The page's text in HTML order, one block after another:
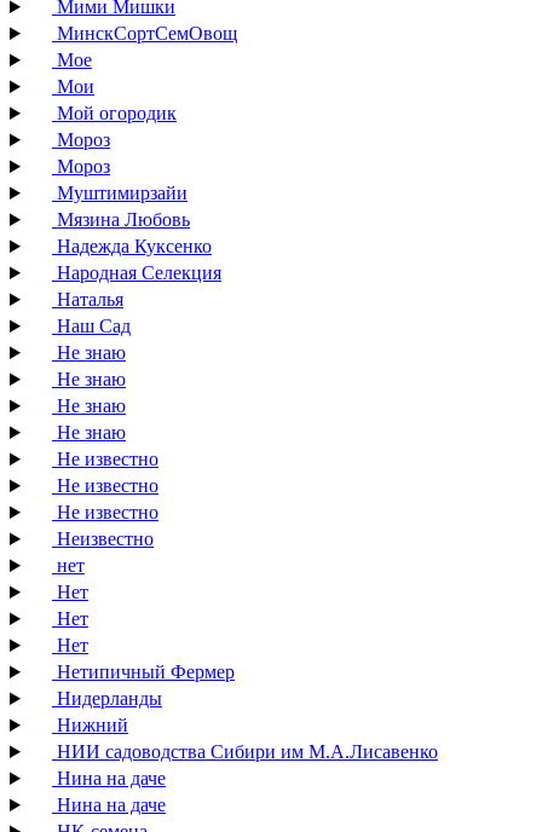
Мими Мишки
МинскСортСемОвощ
Мое
Мои
Мой огородик
Мороз
Мороз
Муштимирзайи
Мязина Любовь
Надежда Куксенко
Народная Селекция
Наталья
Наш Сад
Не знаю
Не знаю
Не знаю
Не знаю
Не известно
Не известно
Не известно
Неизвестно
нет
Нет
Нет
Нет
Нетипичный Фермер
Нидерланды
Нижний
НИИ садоводства Сибири им М.А.Лисавенко
Нина на даче
Нина на даче